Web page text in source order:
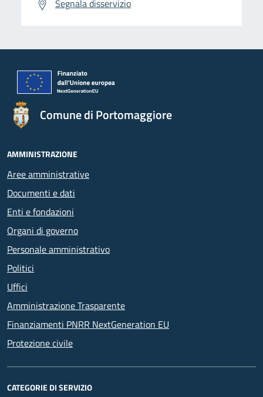
Segnala disservizio
Comune di Portomaggiore
AMMINISTRAZIONE
Aree amministrative
Documenti e dati
Enti e fondazioni
Organi di governo
Personale amministrativo
Politici
Uffici
Amministrazione Trasparente
Finanziamenti PNRR NextGeneration EU
Protezione civile
CATEGORIE DI SERVIZIO